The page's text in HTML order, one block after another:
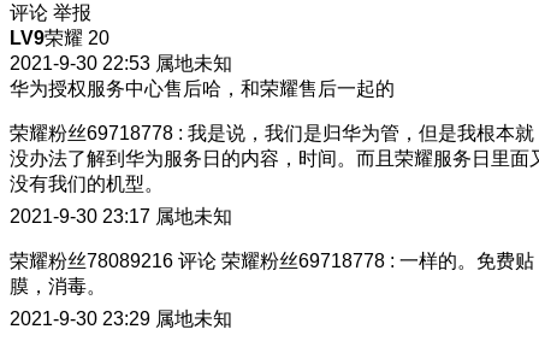
评论 举报
LV9荣耀 20
2021-9-30 22:53 属地未知
华为授权服务中心售后哈，和荣耀售后一起的
荣耀粉丝69718778 : 我是说，我们是归华为管，但是我根本就
没办法了解到华为服务日的内容，时间。而且荣耀服务日里面
没有我们的机型。
2021-9-30 23:17 属地未知
荣耀粉丝78089216 评论 荣耀粉丝69718778 : 一样的。免费贴
膜，消毒。
2021-9-30 23:29 属地未知